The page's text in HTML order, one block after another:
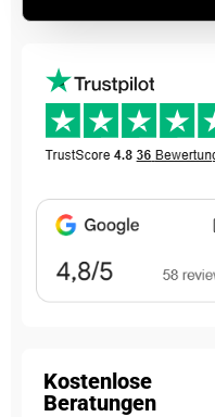
Kostenlose
Beratungen